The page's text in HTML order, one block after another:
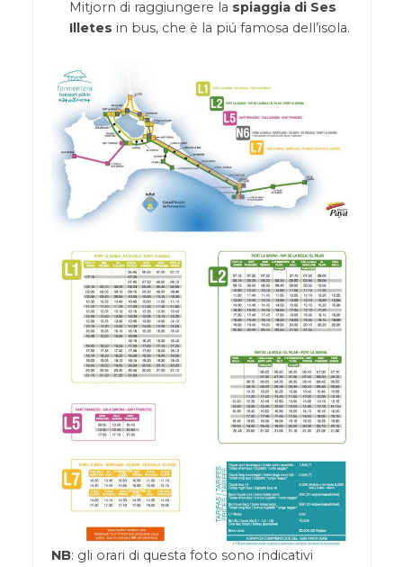
Mitjorn di raggiungere la spiaggia di Ses
Illetes in bus, che è la piú famosa dell’isola.
NB: gli orari di questa foto sono indicativi